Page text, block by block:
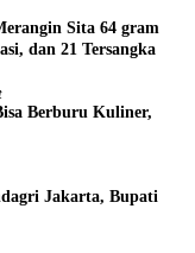
Sita 64 gram
dan 21 Tersangka
Berburu Kuliner,
Jakarta, Bupati